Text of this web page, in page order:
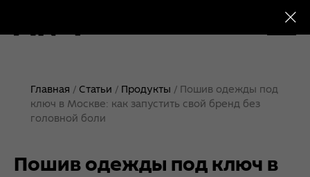
Главная Статьи Продукты
Пошив одежды под
ключ в Москве: как запустить свой бренд без
головной боли
Пошив одежды под ключ в